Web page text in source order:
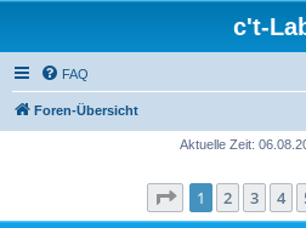
c't-
FAQ
Foren-Übersicht
Aktuelle Zeit:
Seite 1von 10
1 2 3 4